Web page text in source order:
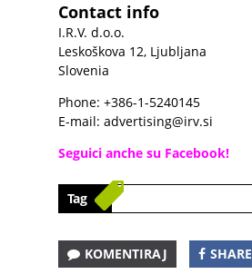
Contact info
I.R.V. d.o.o.
Leskoškova 12, Ljubljana
Slovenia
Phone: +386-1-5240145
E-mail: advertising@irv.si
Seguici anche su Facebook!
Tag
KOMENTIRAJ SHARE